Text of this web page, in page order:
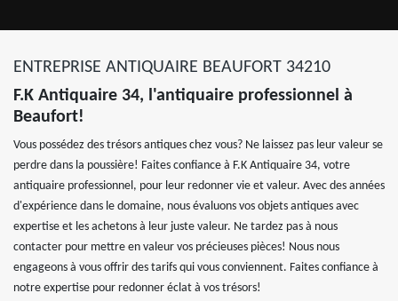
ENTREPRISE ANTIQUAIRE BEAUFORT 34210
F.K Antiquaire 34, l'antiquaire professionnel à
Beaufort!
Vous possédez des trésors antiques chez vous? Ne laissez pas leur valeur se
perdre dans la poussière! Faites confiance à F.K Antiquaire 34, votre
antiquaire professionnel, pour leur redonner vie et valeur. Avec des années
d'expérience dans le domaine, nous évaluons vos objets antiques avec
expertise et les achetons à leur juste valeur. Ne tardez pas à nous
contacter pour mettre en valeur vos précieuses pièces! Nous nous
engageons à vous offrir des tarifs qui vous conviennent. Faites confiance à
notre expertise pour redonner éclat à vos trésors!